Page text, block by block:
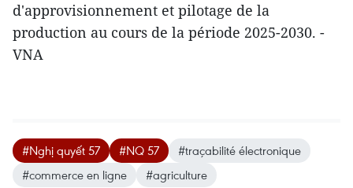
d'approvisionnement et pilotage de la
production au cours de la période 2025-2030. -
VNA
#Nghị quyết 57 #NQ 57
#traçabilité électronique
#commerce en ligne
#agriculture